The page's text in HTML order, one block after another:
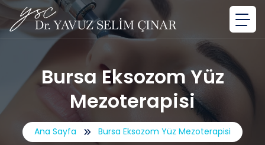
Bursa Eksozom Yüz
Mezoterapisi
Ana Sayfa Bursa Eksozom Yüz Mezoterapisi